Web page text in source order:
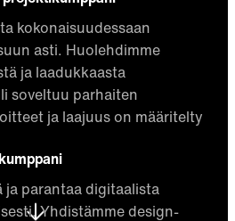
kokonaisuudessaan
asti. Huolehdimme
ja laadukkaasta
soveltuu parhaiten
ja laajuus on määritelty
ja parantaa digitaalista
Yhdistämme design-